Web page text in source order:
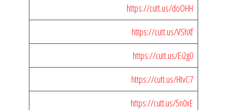
https://cutt.us/doOHH
https://cutt.us/VShXf
https://cutt.us/Ei2g0
https://cutt.us/HtvC7
https://cutt.us/5n0xE